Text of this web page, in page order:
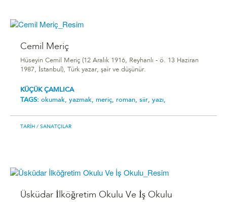
Cemil Meriç
Hüseyin Cemil Meriç (12 Aralık 1916, Reyhanlı - ö. 13 Haziran
1987, İstanbul), Türk yazar, şair ve düşünür.
KÜÇÜK ÇAMLICA
TAGS: okumak, yazmak, meriç, roman, siir, yazı,
TARIH / SANATÇILAR
Üsküdar İlköğretim Okulu Ve İş Okulu